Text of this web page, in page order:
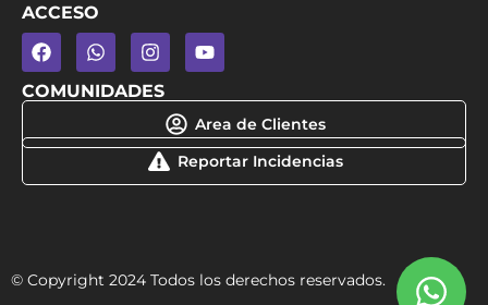
ACCESO
COMUNIDADES
Area de Clientes
Reportar Incidencias
© Copyright 2024 Todos los derechos reservados.